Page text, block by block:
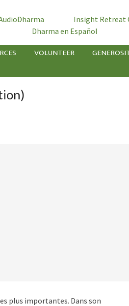
Insight Retreat
Dharma en Español
VOLUNTEER
plus importantes. Dans son